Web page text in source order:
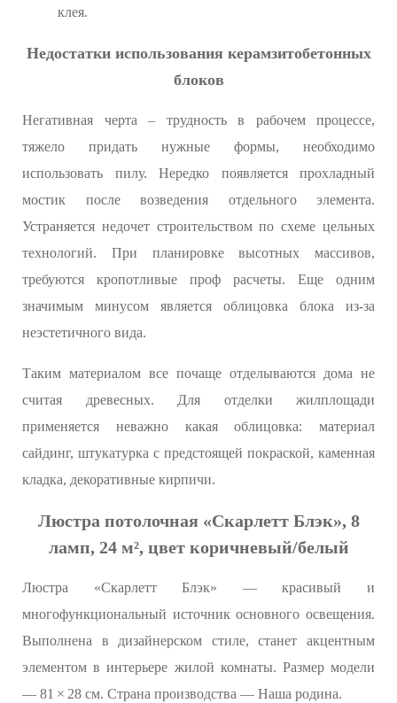
клея.
Недостатки использования керамзитобетонных
блоков
Негативная черта – трудность в рабочем процессе,
тяжело придать нужные формы, необходимо
использовать пилу. Нередко появляется прохладный
мостик после возведения отдельного элемента.
Устраняется недочет строительством по схеме цельных
технологий. При планировке высотных массивов,
требуются кропотливые проф расчеты. Еще одним
значимым минусом является облицовка блока из-за
неэстетичного вида.
Таким материалом все почаще отделываются дома не
считая древесных. Для отделки жилплощади
применяется неважно какая облицовка: материал
сайдинг, штукатурка с предстоящей покраской, каменная
кладка, декоративные кирпичи.
Люстра потолочная «Скарлетт Блэк», 8
ламп, 24 м², цвет коричневый/белый
Люстра «Скарлетт Блэк» — красивый и
многофункциональный источник основного освещения.
Выполнена в дизайнерском стиле, станет акцентным
элементом в интерьере жилой комнаты. Размер модели
— 81 × 28 см. Страна производства — Наша родина.